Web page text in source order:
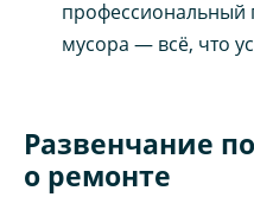
профессиональный
мусора — всё, что
Развенчание
о ремонте